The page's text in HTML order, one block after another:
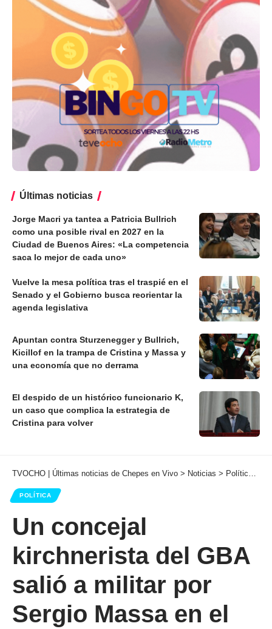
Últimas noticias
Jorge Macri ya tantea a Patricia Bullrich
como una posible rival en 2027 en la
Ciudad de Buenos Aires: «La competencia
saca lo mejor de cada uno»
Vuelve la mesa política tras el traspié en el
Senado y el Gobierno busca reorientar la
agenda legislativa
Apuntan contra Sturzenegger y Bullrich,
Kicillof en la trampa de Cristina y Massa y
una economía que no derrama
El despido de un histórico funcionario K,
un caso que complica la estrategia de
Cristina para volver
TVOCHO | Últimas noticias de Chepes en Vivo > Noticias > Política >
POLÍTICA
Un concejal
kirchnerista del GBA
salió a militar por
Sergio Massa en el